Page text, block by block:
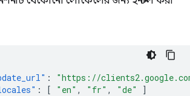
:
"https://
: [ "en" , "fr" , "de"
]